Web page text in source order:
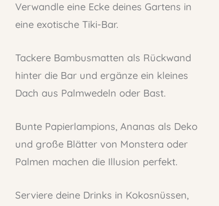
Verwandle eine Ecke deines Gartens in
eine exotische Tiki-Bar.
Tackere Bambusmatten als Rückwand
hinter die Bar und ergänze ein kleines
Dach aus Palmwedeln oder Bast.
Bunte Papierlampions, Ananas als Deko
und große Blätter von Monstera oder
Palmen machen die Illusion perfekt.
Serviere deine Drinks in Kokosnüssen,